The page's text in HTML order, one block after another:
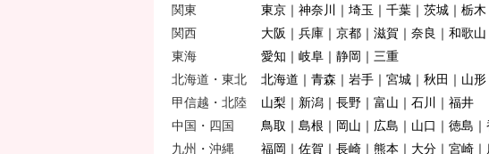
関東
東京 神奈川 埼玉 千葉 茨城 栃木
関西
大阪 兵庫 京都 滋賀 奈良
和歌山
東海
愛知 岐阜 静岡
三重
北海道・東北
北海道 青森 岩手 宮城 秋田 山形
甲信越・北陸
山梨 新潟 長野 富山 石川
福井
中国・四国
鳥取 島根 岡山 広島 山口 徳島
九州・沖縄
福岡 佐賀 長崎 熊本 大分 宮崎